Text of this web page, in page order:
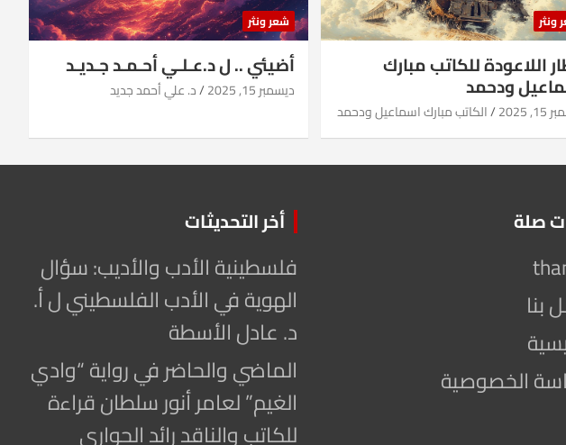
ونثر
اللاعودة للكاتب مبارك
ودحمد
2025 الكاتب مبارك اسماعيل ودحمد
شعر ونثر
أضيئي .. ل د.عـلـي أحـمـد جـديـد
ديسمبر 15, 2025 د. علي أحمد جديد
صلة
بنا
الخصوصية
أخر التحديثات
فلسطينية الأدب والأديب: سؤال
الهوية في الأدب الفلسطيني ل أ.
د. عادل الأسطة
الماضي والحاضر في رواية “وادي
الغيم” لعامر أنور سلطان قراءة
للكاتب والناقد رائد الحواري